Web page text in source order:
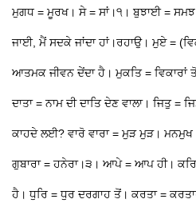
ਮੁਗਧ = ਮੂਰਖ। ਸੇ = ਸਾਂ।੧। ਬੁਝਾਈ =
ਜਾਈ, ਮੈਂ ਸਦਕੇ ਜਾਂਦਾ ਹਾਂ।ਰਹਾਉ। ਮੁਏ =
ਆਤਮਕ ਜੀਵਨ ਦੇਂਦਾ ਹੈ। ਮੁਕਤਿ =
ਦਾਤਾ = ਨਾਮ ਦੀ ਦਾਤਿ ਦੇਣ ਵਾਲਾ। ਜਿਤੁ
ਕਾਹਦੇ ਲਈ? ਵਾਰੋ ਵਾਰਾ = ਮੁੜ ਮੁੜ।
ਗੁਬਾਰਾ = ਹਨੇਰਾ।੩। ਆਪੇ = ਆਪ ਹੀ।
ਹੈ। ਧੁਰਿ = ਧੁਰ ਦਰਗਾਹ ਤੋਂ। ਕਰਤਾ =